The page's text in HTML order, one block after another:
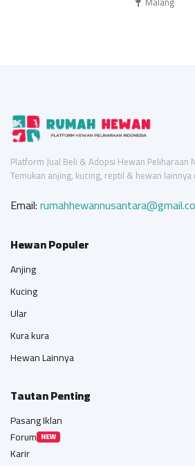
Platform Jual Beli & Adopsi Hewan Peliharaan
Temukan anjing, kucing, reptil & hewan
Email:
Hewan Populer
Anjing
Kucing
Ular
Kura kura
Hewan Lainnya
Tautan Penting
Pasang Iklan
Forum NEW
Karir